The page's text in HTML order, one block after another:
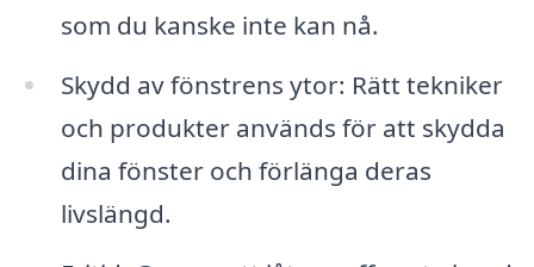
som du kanske inte kan nå.
Skydd av fönstrens ytor: Rätt tekniker
och produkter används för att skydda
dina fönster och förlänga deras
livslängd.